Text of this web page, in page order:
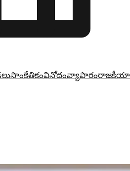
సాంకేతికంవినోదంవ్యాపారం